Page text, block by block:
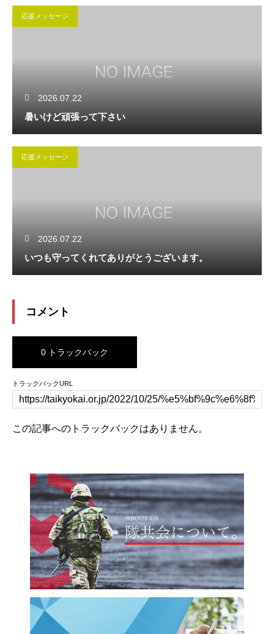
応援メッセージ
2026.07.22
暑いけど頑張って下さい
応援メッセージ
2026.07.22
いつも守ってくれてありがとうございます。
コメント
0 トラックバック
トラックバックURL
この記事へのトラックバックはありません。